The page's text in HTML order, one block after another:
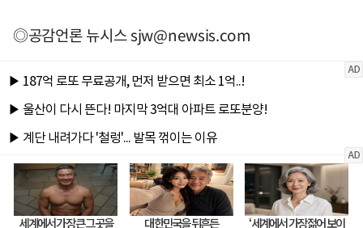
◎공감언론 뉴시스sjw@newsis.com